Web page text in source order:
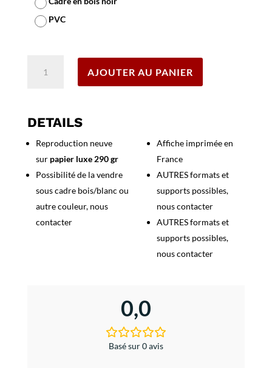
PVC
-
Pagnol
AJOUTER AU PANIER
DETAILS
Reproduction neuve
sur papier luxe 290 gr
Possibilité de la vendre
sous cadre bois/blanc ou
autre couleur, nous
contacter
Affiche imprimée en
France
AUTRES formats et
supports possibles,
nous contacter
AUTRES formats et
supports possibles,
nous contacter
0,0
Basé sur 0 avis